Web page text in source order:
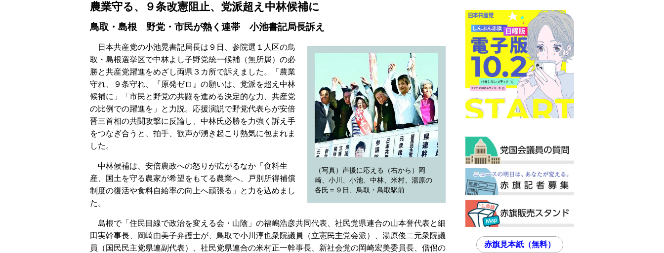
農業守る、９条改憲阻止、党派超え中林候補に
鳥取・島根 野党・市民が熱く連帯 小池書記局長訴え
（写真）声援に応える（右から）岡
崎、小川、小池、中林、米村、湯原の
各氏＝９日、鳥取・鳥取駅前
日本共産党の小池晃書記局長は９日、参院選１人区の鳥
取・島根選挙区で中林よし子野党統一候補（無所属）の必
勝と共産党躍進をめざし両県３カ所で訴えました。「農業
守れ、９条守れ、『原発ゼロ』の願いは、党派を超え中林
候補に」「市民と野党の共闘を進める決定的な力、共産党
の比例での躍進を」と力説。応援演説で野党代表らが安倍
晋三首相の共闘攻撃に反論し、中林氏必勝を力強く訴え手
をつなぎ合うと、拍手、歓声が湧き起こり熱気に包まれま
した。
中林候補は、安倍農政への怒りが広がるなか「食料生
産、国土を守る農家が希望をもてる農業へ、戸別所得補償
制度の復活や食料自給率の向上へ頑張る」と力を込めまし
た。
島根で「住民目線で政治を変える会・山陰」の福嶋浩彦共同代表、社民党県連合の山本誉代表と細
田実幹事長、岡崎由美子弁護士が、鳥取で小川淳也衆院議員（立憲民主党会派）、湯原俊二元衆院議
員（国民民主党県連副代表）、社民党県連合の米村正一幹事長、新社会党の岡崎宏美委員長、僧侶の
赤旗見本紙（無料）